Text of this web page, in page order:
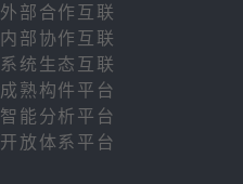
外部合作互联
内部协作互联
系统生态互联
成熟构件平台
智能分析平台
开放体系平台